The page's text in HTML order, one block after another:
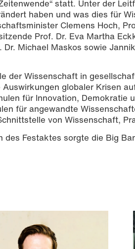
statt. Unter der
haben und was dies für
Clemens Hoch,
Prof. Dr. Eva Martha
Michael Maskos sowie
der Wissenschaft in
globaler Krisen
für Innovation, Demokratie
für angewandte
von Wissenschaft,
des Festaktes sorgte die Big